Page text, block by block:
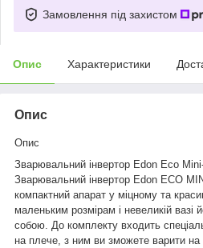
Замовлення під захистом
Опис Характеристики
Опис
Опис
Зварювальний інвертор Edon Eco
Зварювальний інвертор Edon ECO
компактний апарат у міцному та
маленьким розмірам і невеликій вазі
собою. До комплекту входить
на плече, з ним ви зможете варити